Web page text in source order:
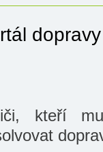
dopravy
kteří